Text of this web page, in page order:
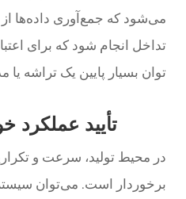
می‌شود که جمع‌آوری داده‌ها از
تداخل انجام شود که برای
توان بسیار پایین یک تراشه
تأیید عملکرد
در محیط تولید، سرعت و
برخوردار است. می‌توان